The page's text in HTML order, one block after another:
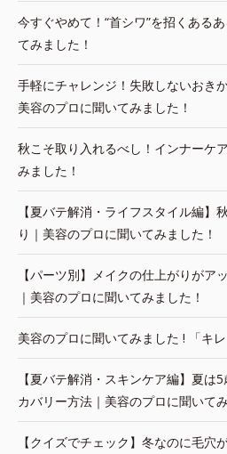
今すぐやめて！“首シワ”を招くある
てみました！
手軽にチャレンジ！失敗しないおき
美容のプロに聞いてみました！
秋こそ取り入れるべし！インナーケ
みました！
【夏バテ解消・ライフスタイル編】
り｜美容のプロに聞いてみました！
【パーツ別】メイクの仕上がりがア
｜美容のプロに聞いてみました！
美容のプロに聞いてみました ! 「キ
【夏バテ解消・スキンケア編】夏は
カバリー方法｜美容のプロに聞いて
【クイズでチェック】冬なのに毛穴